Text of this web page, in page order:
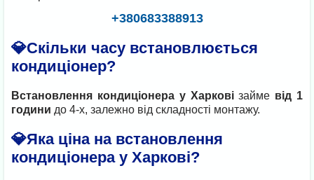
+380683388913
💎Скільки часу встановлюється
кондиціонер?
Встановлення кондиціонера у Харковізайме від 1
години до 4-х, залежно від складності монтажу.
💎Яка ціна на встановлення
кондиціонера у Харкові?